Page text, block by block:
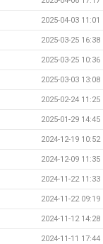
2025-04-03 11:01
2025-03-25 16:38
2025-03-25 10:36
2025-03-03 13:08
2025-02-24 11:25
2025-01-29 14:45
2024-12-19 10:52
2024-12-09 11:35
2024-11-22 11:33
2024-11-22 09:19
2024-11-12 14:28
2024-11-11 17:44